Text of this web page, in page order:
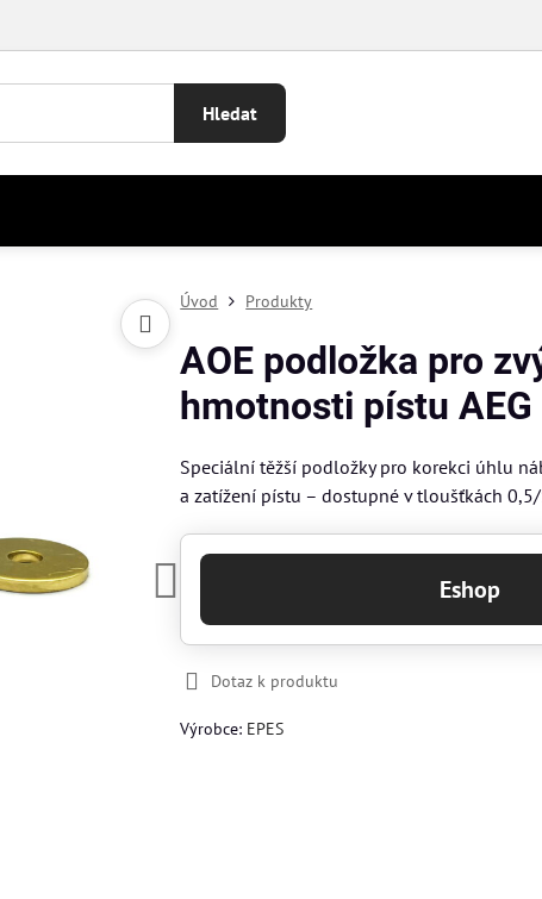
Hledat
Úvod Produkty
AOE podložka pro
hmotnosti pístu AEG
Speciální těžší podložky pro korekci úhlu
a zatížení pístu – dostupné v tloušťkách
Eshop
Dotaz k produktu
Výrobce: EPES